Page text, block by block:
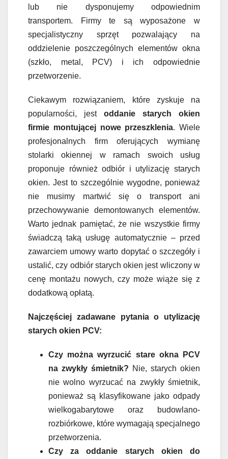
lub nie dysponujemy odpowiednim
transportem. Firmy te są wyposażone w
specjalistyczny sprzęt pozwalający na
oddzielenie poszczególnych elementów okna
(szkło, metal, PCV) i ich odpowiednie
przetworzenie.
Ciekawym rozwiązaniem, które zyskuje na
popularności, jest oddanie starych okien
firmie montującej nowe przeszklenia. Wiele
profesjonalnych firm oferujących wymianę
stolarki okiennej w ramach swoich usług
proponuje również odbiór i utylizację starych
okien. Jest to szczególnie wygodne, ponieważ
nie musimy martwić się o transport ani
przechowywanie demontowanych elementów.
Warto jednak pamiętać, że nie wszystkie firmy
świadczą taką usługę automatycznie – przed
zawarciem umowy warto dopytać o szczegóły i
ustalić, czy odbiór starych okien jest wliczony w
cenę montażu nowych, czy może wiąże się z
dodatkową opłatą.
Najczęściej zadawane pytania o utylizację
starych okien PCV:
Czy można wyrzucić stare okna PCV
na zwykły śmietnik? Nie, starych okien
nie wolno wyrzucać na zwykły śmietnik,
ponieważ są klasyfikowane jako odpady
wielkogabarytowe oraz budowlano-
rozbiórkowe, które wymagają specjalnego
przetworzenia.
Czy za oddanie starych okien do